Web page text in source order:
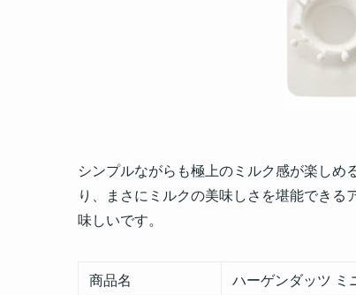
シンプルながらも極上のミルク感が楽し
り、まさにミルクの美味しさを堪能でき
味しいです。
商品名 ハーゲンダッツ ミ